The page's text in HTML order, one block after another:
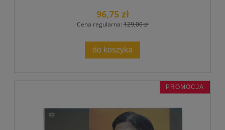
96,75 zł
Cena regularna:129,00 zł
do koszyka
PROMOCJA